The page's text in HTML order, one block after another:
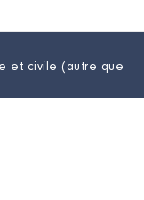
et civile (autre que